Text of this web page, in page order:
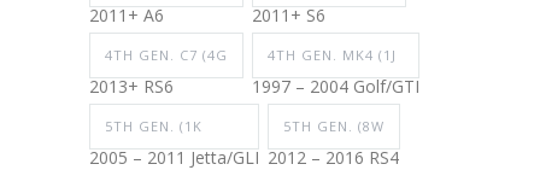
2011+ A6 2011+ S6
4TH GEN. C7 (4G
2013+ RS6
4TH GEN. MK4 (1J
1997 – 2004 Golf/GTI
5TH GEN. (1K
2005 – 2011 Jetta/GLI
5TH GEN. (8W
2012 – 2016 RS4